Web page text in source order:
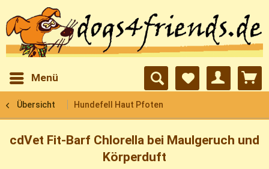
Menü
Übersicht Hundefell Haut Pfoten
cdVet Fit-Barf Chlorella bei Maulgeruch und
Körperduft